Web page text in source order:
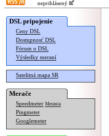
neprihlásený
DSL pripojenie
Ceny DSL
Dostupnosť DSL
Fórum o DSL
Výsledky meraní
Satelitná mapa SR
Merače
Speedmeter Merania
Pingmeter
Googlemeter